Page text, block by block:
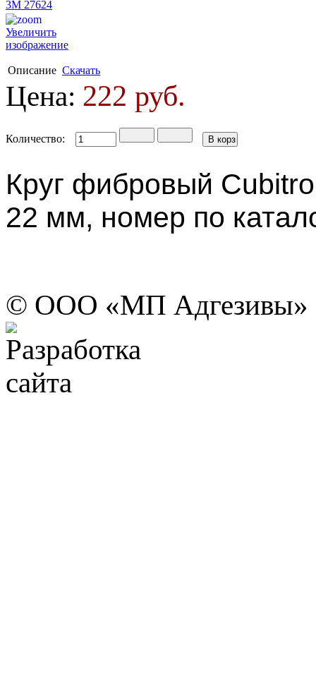
Увеличить
изображение
Описание Скачать
Цена: 222 руб.
Количество:
Круг фибровый
22 мм, номер по
© ООО «МП Адгезивы»